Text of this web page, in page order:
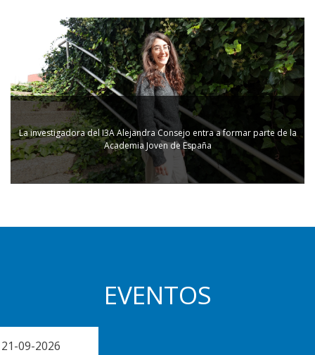
La investigadora del I3A Alejandra Consejo entra a formar parte de la
Academia Joven de España
EVENTOS
21-09-2026